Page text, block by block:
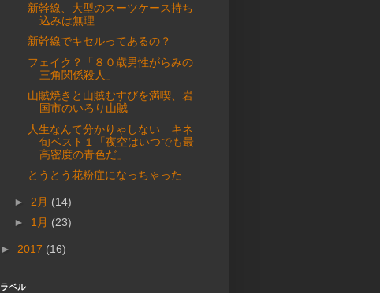
新幹線、大型のスーツケース持ち
込みは無理
新幹線でキセルってあるの？
フェイク？「８０歳男性がらみの
三角関係殺人」
山賊焼きと山賊むすびを満喫、岩
国市のいろり山賊
人生なんて分かりゃしない キネ
旬ベスト１「夜空はいつでも最
高密度の青色だ」
とうとう花粉症になっちゃった
► 2月 (14)
► 1月 (23)
► 2017 (16)
ラベル